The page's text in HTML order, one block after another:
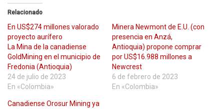
Relacionado
En US$274 millones valorado
proyecto aurífero
La Mina de la canadiense
GoldMining en el municipio de
Fredonia (Antioquia)
24 de julio de 2023
En «Colombia»
Minera Newmont de E.U. (con
presencia en Anzá,
Antioquia) propone comprar
por US$16.988 millones a
Newcrest
6 de febrero de 2023
En «Colombia»
Canadiense Orosur Mining ya